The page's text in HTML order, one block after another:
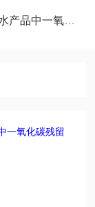
检验毛细管色谱柱